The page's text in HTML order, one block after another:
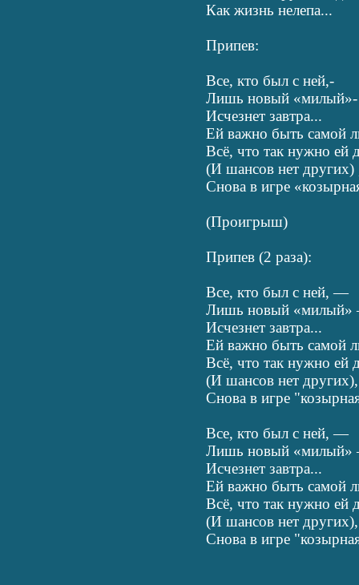
Как жизнь нелепа...
Припев:
Все, кто был с ней,-
Лишь новый «милый»-
Исчезнет завтра...
Ей важно быть самой
Всё, что так нужно ей
(И шансов нет других)
Снова в игре
(Проигрыш)
Припев (2 раза):
Все, кто был с ней, —
Лишь новый
Исчезнет завтра...
Ей важно быть самой
Всё, что так нужно ей
(И шансов нет
Снова в игре
Все, кто был с ней, —
Лишь новый
Исчезнет завтра...
Ей важно быть самой
Всё, что так нужно ей
(И шансов нет
Снова в игре